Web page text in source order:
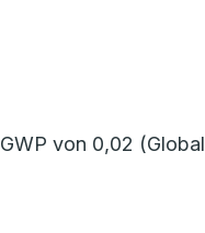
von 0,02 (Global